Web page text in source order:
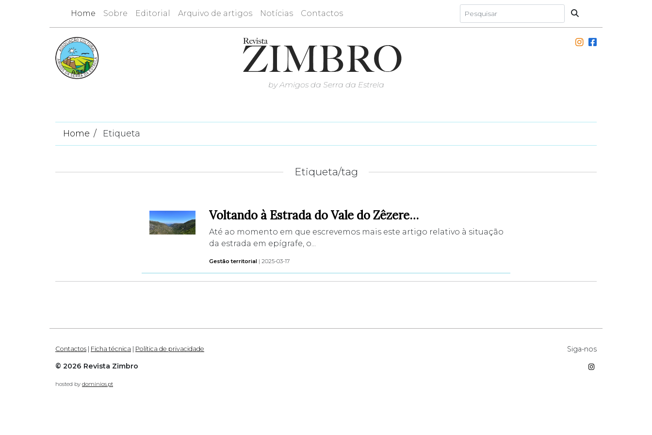
Home Sobre Editorial Arquivo de artigos Notícias Contactos
by Amigos da Serra da Estrela
Home Etiqueta
Etiqueta/tag
Voltando à Estrada do Vale do Zêzere…
Até ao momento em que escrevemos mais este artigo relativo à situação
da estrada em epígrafe, o...
Gestão territorial| 2025-03-17
Contactos | Ficha técnica | Política de privacidade
© 2026 Revista Zimbro
hosted by dominios.pt
Siga-nos